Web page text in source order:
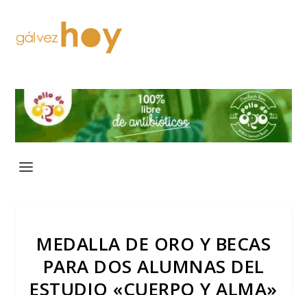
MEDALLA DE ORO Y BECAS
PARA DOS ALUMNAS DEL
ESTUDIO «CUERPO Y ALMA»